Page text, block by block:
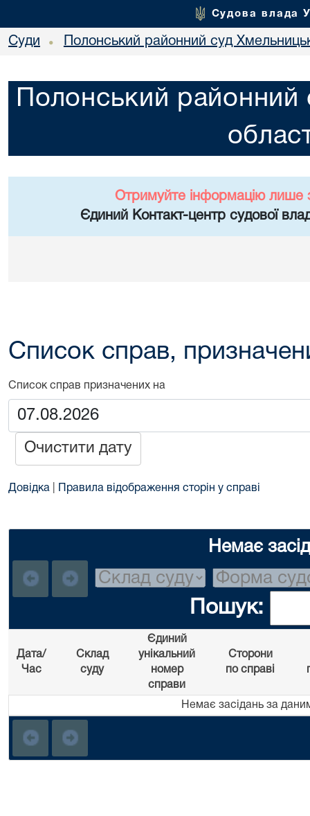
Судова влада
Суди • Полонський районний суд
Полонський районний
Отримуйте інформацію лише
Єдиний Контакт-центр судової
Список справ,
Список справ призначених на
Очистити дату
Довідка Правила відображення сторін у справі
Немає
Пошук:
Дата/
Час
Склад
суду
Єдиний
унікальний
номер
справи
Сторони
по справі
Немає засідань за